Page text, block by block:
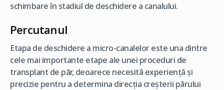
schimbare în stadiul de deschidere a canalului.
Percutanul
Etapa de deschidere a micro-canalelor este una dintre
cele mai importante etape ale unei proceduri de
transplant de păr, deoarece necesită experiență și
precizie pentru a determina direcția creșterii părului